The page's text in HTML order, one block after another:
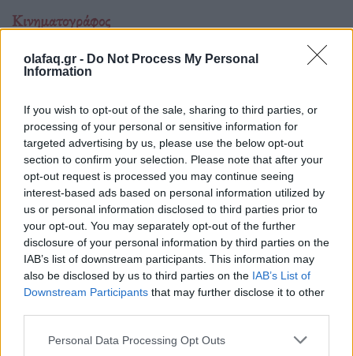
olafaq.gr - Do Not Process My Personal
Information
If you wish to opt-out of the sale, sharing to third parties, or
processing of your personal or sensitive information for
targeted advertising by us, please use the below opt-out
section to confirm your selection. Please note that after your
opt-out request is processed you may continue seeing
interest-based ads based on personal information utilized by
us or personal information disclosed to third parties prior to
your opt-out. You may separately opt-out of the further
disclosure of your personal information by third parties on the
IAB’s list of downstream participants. This information may
also be disclosed by us to third parties on the IAB’s List of
Downstream Participants that may further disclose it to other
Personal Data Processing Opt Outs
Κινηματογράφος
The Blair Witch Project επιστρέφει στους
κινηματογράφους με νέα ταινία το 2027
Όλα όσα γνωρίζουμε για τη νέα εκδοχή του The Blair Witch
Project από τη Lionsgate: ημερομηνία